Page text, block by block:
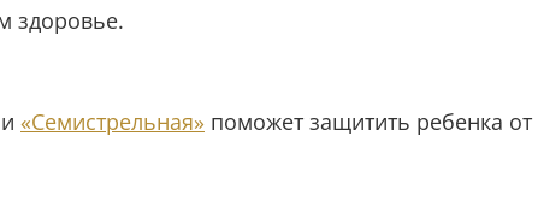
здоровье.
«Семистрельная» поможет защитить ребенка